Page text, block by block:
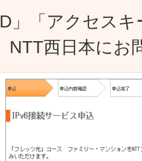
」「アクセス
NTT西日本にお